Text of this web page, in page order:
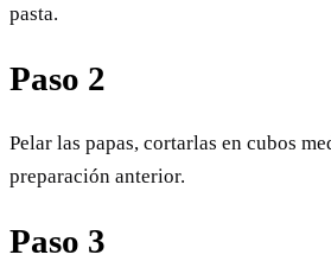
pasta.
Paso 2
Pelar las papas, cortarlas en cubos
preparación anterior.
Paso 3